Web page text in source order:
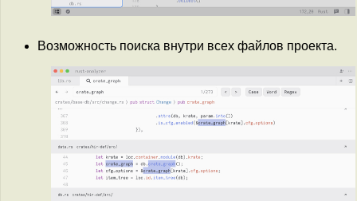
Возможность поиска внутри всех файлов проекта.